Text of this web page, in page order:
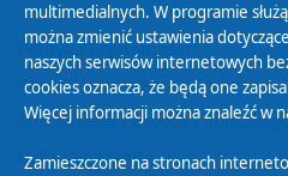
Polityka Prywatności
Zasady korzystania z Serwisu
Organizacje Pożytku
Cyfryzacja DAB+
multimedialnych. W programie
można zmienić ustawienia
naszych serwisów internetowych
cookies oznacza, że będą one
Więcej informacji można znaleźć w
Zamieszczone na stronach